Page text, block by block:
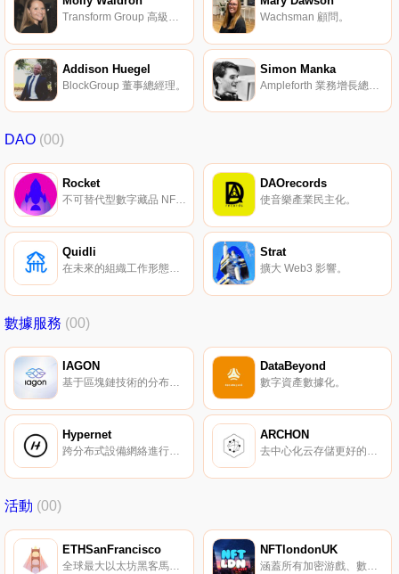
Transform Group 高級客戶總監。 Wachsman 顧問。
Addison Huegel
BlockGroup 董事總經理。
Simon Manka
DAO (00)
Rocket
不可替代型數字藏品 NFT 借貸。
DAOrecords
使音樂產業民主化。
Quidli
在未來的組織工作形態中，推動更多的包容性。
Strat
擴大 Web3 影響。
數據服務 (00)
IAGON
基于區塊鏈技術的分布式云服務。
DataBeyond
數字資產數據化。
Hypernet
跨分布式設備網絡進行高性能計算的協議。
ARCHON
去中心化云存儲更好的解決方案。
活動 (00)
ETHSanFrancisco
全球最大以太坊黑客馬拉松。
NFTlondonUK